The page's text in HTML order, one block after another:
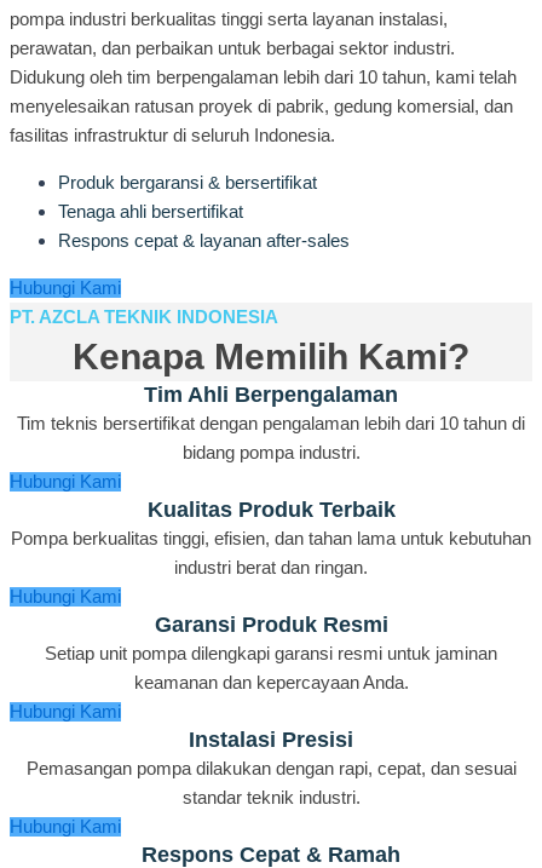
pompa industri berkualitas tinggi serta layanan instalasi,
perawatan, dan perbaikan untuk berbagai sektor industri.
Didukung oleh tim berpengalaman lebih dari 10 tahun, kami telah
menyelesaikan ratusan proyek di pabrik, gedung komersial, dan
fasilitas infrastruktur di seluruh Indonesia.
Produk bergaransi & bersertifikat
Tenaga ahli bersertifikat
Respons cepat & layanan after-sales
Hubungi Kami
PT. AZCLA TEKNIK INDONESIA
Kenapa Memilih Kami?
Tim Ahli Berpengalaman
Tim teknis bersertifikat dengan pengalaman lebih dari 10 tahun di
bidang pompa industri.
Hubungi Kami
Kualitas Produk Terbaik
Pompa berkualitas tinggi, efisien, dan tahan lama untuk kebutuhan
industri berat dan ringan.
Hubungi Kami
Garansi Produk Resmi
Setiap unit pompa dilengkapi garansi resmi untuk jaminan
keamanan dan kepercayaan Anda.
Hubungi Kami
Instalasi Presisi
Pemasangan pompa dilakukan dengan rapi, cepat, dan sesuai
standar teknik industri.
Hubungi Kami
Respons Cepat & Ramah